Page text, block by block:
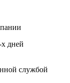
х дней
службой